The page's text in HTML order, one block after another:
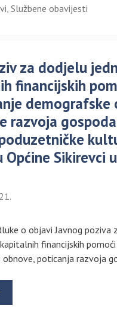
, Službene obavijesti
za dodjelu
financijskih
demografske
razvoja
Općine Sikirevci
o objavi Javnog poziva
financijskih
obnove, poticanja razvoja